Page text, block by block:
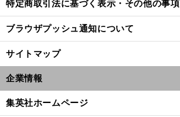
特定商取引法に基づく表示・その他の事項
ブラウザプッシュ通知について
サイトマップ
企業情報
集英社ホームページ